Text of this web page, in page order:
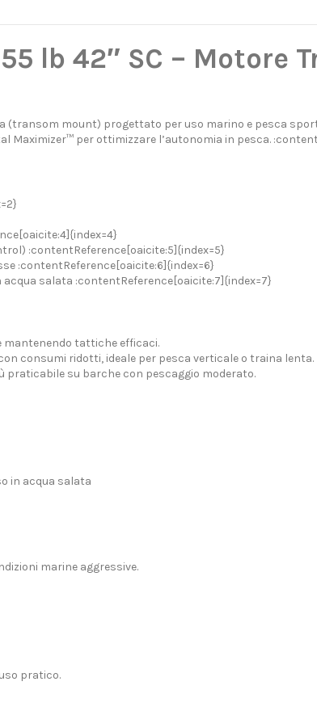
lb 42″ SC – Motore
mount) progettato per uso marino e pesca
per ottimizzare l’autonomia in pesca.
:contentReference[oaicite:5]{index=5}
:contentReference[oaicite:6]{index=6}
salata :contentReference[oaicite:7]{index=7}
mantenendo tattiche efficaci.
consumi ridotti, ideale per pesca verticale o traina lenta.
praticabile su barche con pescaggio moderato.
in acqua salata
marine aggressive.
pratico.